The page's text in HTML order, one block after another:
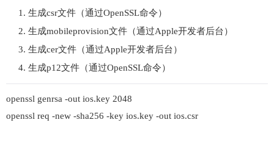
生成csr文件（通过OpenSSL命令）
生成mobileprovision文件（通过Apple开发者后台）
生成cer文件（通过Apple开发者后台）
生成p12文件（通过OpenSSL命令）
openssl genrsa -out ios.key 2048
openssl req -new -sha256 -key ios.key -out ios.csr